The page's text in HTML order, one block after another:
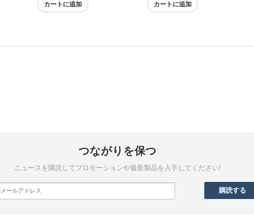
カートに追加 カートに追加
つながりを保つ
ニュースを購読してプロモーションや最新製品を入手してください!